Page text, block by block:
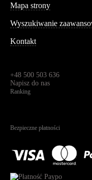
Mapa strony
Wyszukiwanie
Kontakt
+48 500 503 636
Napisz do nas
Ranking
Bezpieczne płatności